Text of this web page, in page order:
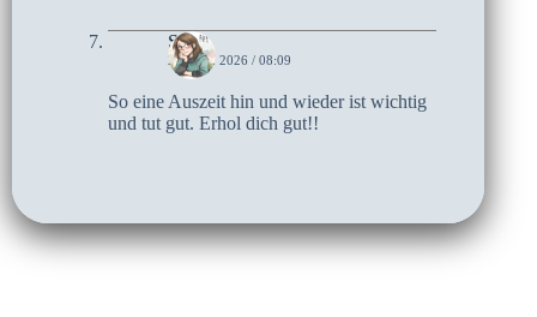
Sari
28. MAI 2026 / 08:09
So eine Auszeit hin und wieder ist wichtig
und tut gut. Erhol dich gut!!